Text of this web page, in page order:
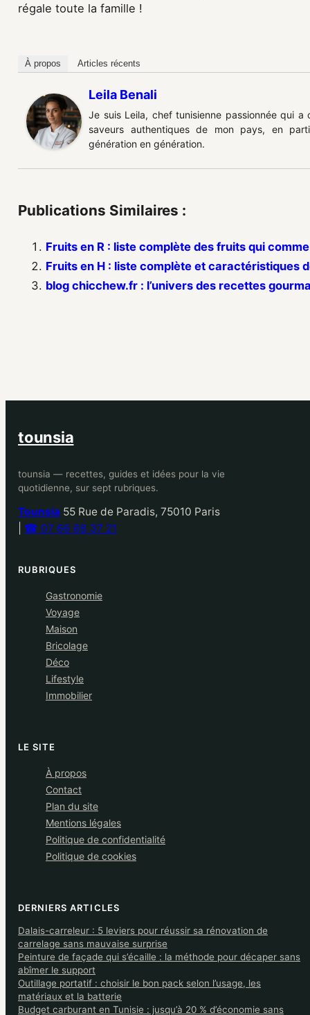
régale toute la famille !
À propos Articles récents
Leila Benali
Je suis Leila, chef tunisienne passionnée qui
saveurs authentiques de mon pays, en
génération en génération.
Publications Similaires :
Fruits en R : liste complète des fruits qui
Fruits en H : liste complète et caractéristiques
blog chicchew.fr : l’univers des recettes
tounsia
tounsia — recettes, guides et idées pour la vie
quotidienne, sur sept rubriques.
Tounsia 55 Rue de Paradis, 75010 Paris
☎ 07 66 68 37 21
RUBRIQUES
Gastronomie
Voyage
Maison
Bricolage
Déco
Lifestyle
Immobilier
LE SITE
À propos
Contact
Plan du site
Mentions légales
Politique de confidentialité
Politique de cookies
DERNIERS ARTICLES
Dalais-carreleur : 5 leviers pour réussir sa rénovation de
carrelage sans mauvaise surprise
Peinture de façade qui s’écaille : la méthode pour décaper sans
abîmer le support
Outillage portatif : choisir le bon pack selon l’usage, les
matériaux et la batterie
Budget carburant en Tunisie : jusqu’à 20 % d’économie sans